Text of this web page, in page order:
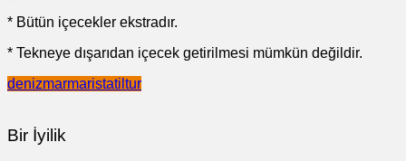
* Bütün içecekler ekstradır.
* Tekneye dışarıdan içecek getirilmesi mümkün değildir.
denizmarmaristatil tur
Bir İyilik